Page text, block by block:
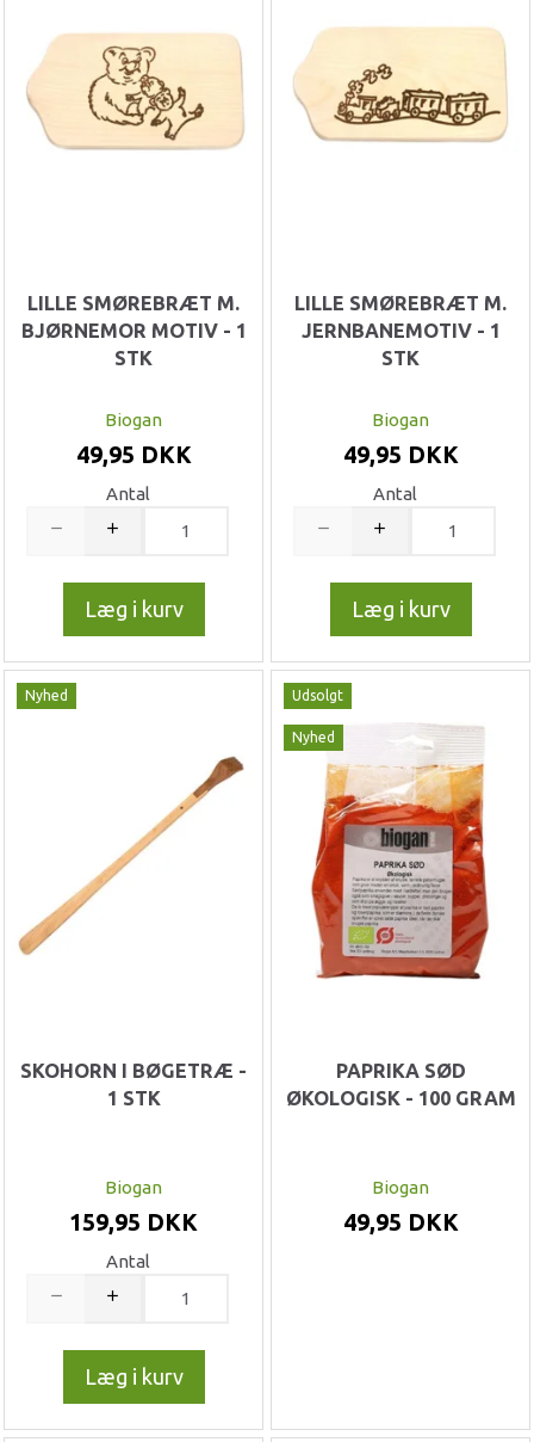
LILLE SMØREBRÆT M.
BJØRNEMOR MOTIV - 1
STK
Biogan
49,95 DKK
Antal
Læg i kurv
LILLE SMØREBRÆT M.
JERNBANEMOTIV - 1
STK
Biogan
49,95 DKK
Antal
Læg i kurv
Nyhed
SKOHORN I BØGETRÆ -
1 STK
Biogan
159,95 DKK
Antal
Læg i kurv
Udsolgt
Nyhed
PAPRIKA SØD
ØKOLOGISK - 100 GRAM
Biogan
49,95 DKK